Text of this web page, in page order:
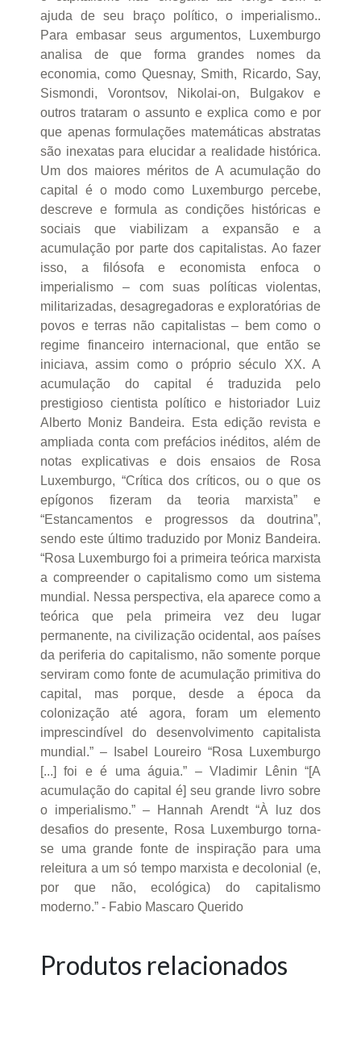
ajuda de seu braço político, o imperialismo..
Para embasar seus argumentos, Luxemburgo
analisa de que forma grandes nomes da
economia, como Quesnay, Smith, Ricardo, Say,
Sismondi, Vorontsov, Nikolai-on, Bulgakov e
outros trataram o assunto e explica como e por
que apenas formulações matemáticas abstratas
são inexatas para elucidar a realidade histórica.
Um dos maiores méritos de A acumulação do
capital é o modo como Luxemburgo percebe,
descreve e formula as condições históricas e
sociais que viabilizam a expansão e a
acumulação por parte dos capitalistas. Ao fazer
isso, a filósofa e economista enfoca o
imperialismo – com suas políticas violentas,
militarizadas, desagregadoras e exploratórias de
povos e terras não capitalistas – bem como o
regime financeiro internacional, que então se
iniciava, assim como o próprio século XX. A
acumulação do capital é traduzida pelo
prestigioso cientista político e historiador Luiz
Alberto Moniz Bandeira. Esta edição revista e
ampliada conta com prefácios inéditos, além de
notas explicativas e dois ensaios de Rosa
Luxemburgo, “Crítica dos críticos, ou o que os
epígonos fizeram da teoria marxista” e
“Estancamentos e progressos da doutrina”,
sendo este último traduzido por Moniz Bandeira.
“Rosa Luxemburgo foi a primeira teórica marxista
a compreender o capitalismo como um sistema
mundial. Nessa perspectiva, ela aparece como a
teórica que pela primeira vez deu lugar
permanente, na civilização ocidental, aos países
da periferia do capitalismo, não somente porque
serviram como fonte de acumulação primitiva do
capital, mas porque, desde a época da
colonização até agora, foram um elemento
imprescindível do desenvolvimento capitalista
mundial.” – Isabel Loureiro “Rosa Luxemburgo
[...] foi e é uma águia.” – Vladimir Lênin “[A
acumulação do capital é] seu grande livro sobre
o imperialismo.” – Hannah Arendt “À luz dos
desafios do presente, Rosa Luxemburgo torna-
se uma grande fonte de inspiração para uma
releitura a um só tempo marxista e decolonial (e,
por que não, ecológica) do capitalismo
moderno.” - Fabio Mascaro Querido
Produtos relacionados